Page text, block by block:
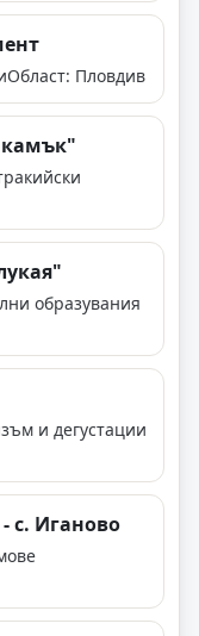
Област: Пловдив
образувания
и дегустации
с. Иганово